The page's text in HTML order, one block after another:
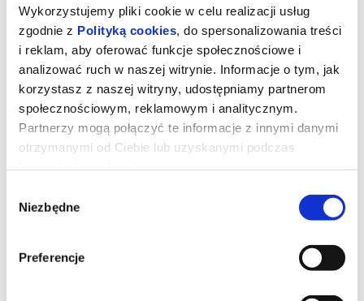
Wykorzystujemy pliki cookie w celu realizacji usług
zgodnie z Polityką cookies , do spersonalizowania treści
i reklam, aby oferować funkcje społecznościowe i
analizować ruch w naszej witrynie. Informacje o tym, jak
korzystasz z naszej witryny, udostępniamy partnerom
społecznościowym, reklamowym i analitycznym.
Partnerzy mogą połączyć te informacje z innymi danymi
otrzymanymi od Ciebie lub uzyskanymi podczas
zgody
Niezbędne
Preferencje
STRASZNY FILM - NAPISY
legendarna czwórka ponownie staje się celem tajemniczego
mordercy. Cindy, Brenda, Ray i Shorty muszą jeszcze raz połączyć
siły, gdy wokół nich zaczynają mnożyć się kolejne absurdalne i
Film w satyryczny sposób wyśmiewa współczesne kino grozy